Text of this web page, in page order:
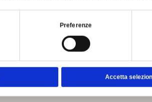
Preferenze
Accetta